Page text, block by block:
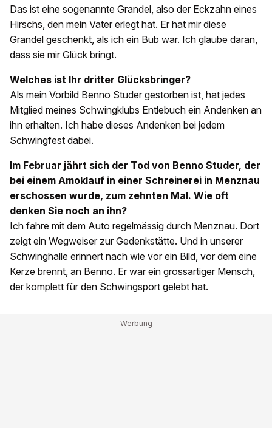
Das ist eine sogenannte Grandel, also der Eckzahn eines
Hirschs, den mein Vater erlegt hat. Er hat mir diese
Grandel geschenkt, als ich ein Bub war. Ich glaube daran,
dass sie mir Glück bringt.
Welches ist Ihr dritter Glücksbringer?
Als mein Vorbild Benno Studer gestorben ist, hat jedes
Mitglied meines Schwingklubs Entlebuch ein Andenken an
ihn erhalten. Ich habe dieses Andenken bei jedem
Schwingfest dabei.
Im Februar jährt sich der Tod von Benno Studer, der
bei einem Amoklauf in einer Schreinerei in Menznau
erschossen wurde, zum zehnten Mal. Wie oft
denken Sie noch an ihn?
Ich fahre mit dem Auto regelmässig durch Menznau. Dort
zeigt ein Wegweiser zur Gedenkstätte. Und in unserer
Schwinghalle erinnert nach wie vor ein Bild, vor dem eine
Kerze brennt, an Benno. Er war ein grossartiger Mensch,
der komplett für den Schwingsport gelebt hat.